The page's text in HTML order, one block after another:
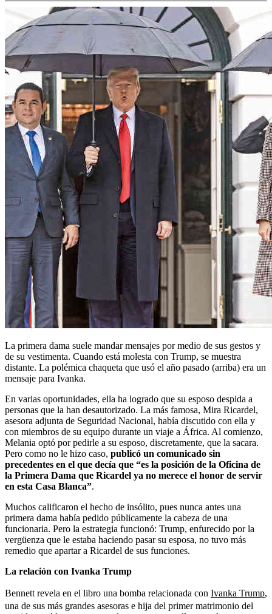
La primera dama suele mandar mensajes por medio de sus gestos y
de su vestimenta. Cuando está molesta con Trump, se muestra
distante. La polémica chaqueta que usó el año pasado (arriba) era un
mensaje para Ivanka.
En varias oportunidades, ella ha logrado que su esposo despida a
personas que la han desautorizado. La más famosa, Mira Ricardel,
asesora adjunta de Seguridad Nacional, había discutido con ella y
con miembros de su equipo durante un viaje a África. Al comienzo,
Melania optó por pedirle a su esposo, discretamente, que la sacara.
Pero como no le hizo caso, publicó un comunicado sin
precedentes en el que decía que “es la posición de la Oficina de
la Primera Dama que Ricardel ya no merece el honor de servir
en esta Casa Blanca”.
Muchos calificaron el hecho de insólito, pues nunca antes una
primera dama había pedido públicamente la cabeza de una
funcionaria. Pero la estrategia funcionó: Trump, enfurecido por la
vergüenza que le estaba haciendo pasar su esposa, no tuvo más
remedio que apartar a Ricardel de sus funciones.
La relación con Ivanka Trump
Bennett revela en el libro una bomba relacionada con Ivanka Trump,
una de sus más grandes asesoras e hija del primer matrimonio del